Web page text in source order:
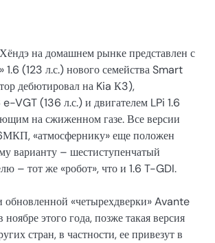
на домашнем рынке представлен с
1.6 (123 л.с.) нового семейства Smart
дебютировал на Kia К3),
e-VGT (136 л.с.) и двигателем LPi 1.6
на сжиженном газе. Все версии
«атмосфернику» еще положен
варианту – шестиступенчатый
– тот же «робот», что и 1.6 T-GDI.
«четырехдверки» Avante
этого года, позже такая версия
стран, в частности, ее привезут в